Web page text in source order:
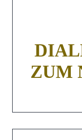
ZUM